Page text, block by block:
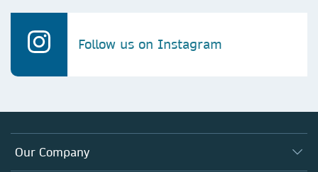
Follow us on Instagram
Our Company